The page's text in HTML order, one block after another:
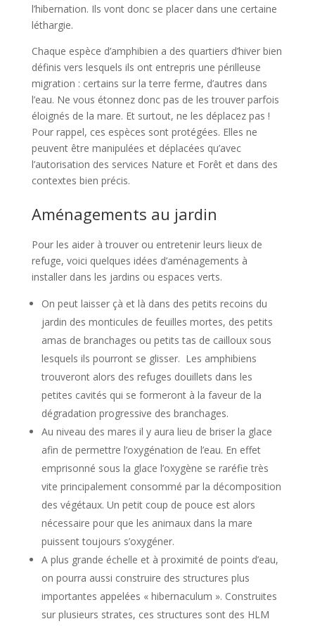
l’hibernation. Ils vont donc se placer dans une certaine
léthargie.
Chaque espèce d’amphibien a des quartiers d’hiver bien
définis vers lesquels ils ont entrepris une périlleuse
migration : certains sur la terre ferme, d’autres dans
l’eau. Ne vous étonnez donc pas de les trouver parfois
éloignés de la mare. Et surtout, ne les déplacez pas !
Pour rappel, ces espèces sont protégées. Elles ne
peuvent être manipulées et déplacées qu’avec
l’autorisation des services Nature et Forêt et dans des
contextes bien précis.
Aménagements au jardin
Pour les aider à trouver ou entretenir leurs lieux de
refuge, voici quelques idées d’aménagements à
installer dans les jardins ou espaces verts.
On peut laisser çà et là dans des petits recoins du
jardin des monticules de feuilles mortes, des petits
amas de branchages ou petits tas de cailloux sous
lesquels ils pourront se glisser. Les amphibiens
trouveront alors des refuges douillets dans les
petites cavités qui se formeront à la faveur de la
dégradation progressive des branchages.
Au niveau des mares il y aura lieu de briser la glace
afin de permettre l’oxygénation de l’eau. En effet
emprisonné sous la glace l’oxygène se raréfie très
vite principalement consommé par la décomposition
des végétaux. Un petit coup de pouce est alors
nécessaire pour que les animaux dans la mare
puissent toujours s’oxygéner.
A plus grande échelle et à proximité de points d’eau,
on pourra aussi construire des structures plus
importantes appelées « hibernaculum ». Construites
sur plusieurs strates, ces structures sont des HLM